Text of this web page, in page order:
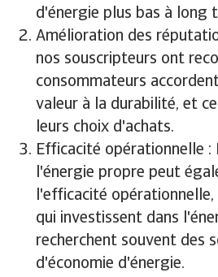
d'énergie plus bas à long
Amélioration des
nos souscripteurs ont
consommateurs
valeur à la durabilité, et
leurs choix d'achats.
Efficacité opérationnelle :
l'énergie propre peut
l'efficacité opérationnelle,
qui investissent dans
recherchent souvent des
d'économie d'énergie.